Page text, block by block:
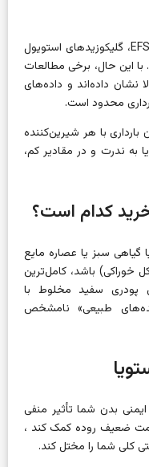
نهادهای نظارتی فعلی، از جمله FDA و EFSA، گلیکوزیدهای استویول
این حال، برخی مطالعات
نشان داده‌اند و داده‌های
محدود است.
با هر شیرین‌کننده
به ندرت و در مقادیر کم،
کدام است؟
سبز یا عصاره مایع
خوراکی) باشد، کامل‌ترین
پودری سفید مخلوط با
طبیعی» نامشخص
بدن شما تأثیر منفی
ضعیف روده کمک کند ،
کلی شما را مختل کند.